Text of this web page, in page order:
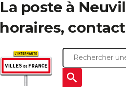
La poste à
horaires, contact